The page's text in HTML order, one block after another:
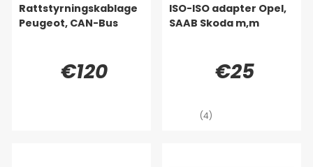
Rattstyrningskablage
Peugeot, CAN-Bus
€120
ISO-ISO adapter Opel,
SAAB Skoda m,m
€25
(4)